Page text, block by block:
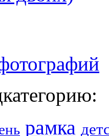
рамка